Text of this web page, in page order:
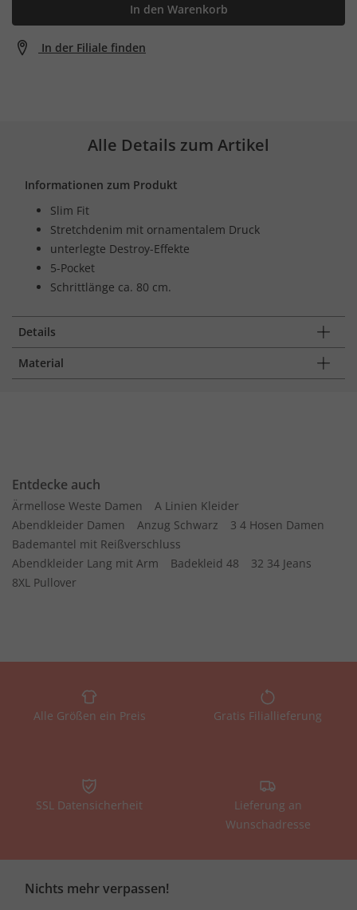
In den Warenkorb
In der Filiale finden
Alle Details zum Artikel
Informationen zum Produkt
Slim Fit
Stretchdenim mit ornamentalem Druck
unterlegte Destroy-Effekte
5-Pocket
Schrittlänge ca. 80 cm.
Details
Material
Entdecke auch
Ärmellose Weste Damen
A Linien Kleider
Abendkleider Damen
Anzug Schwarz
3 4 Hosen Damen
Bademantel mit Reißverschluss
Abendkleider Lang mit Arm
Badekleid 48
32 34 Jeans
8XL Pullover
Alle Größen ein Preis Gratis Filiallieferung
SSL Datensicherheit
Lieferung an
Wunschadresse
Nichts mehr verpassen!